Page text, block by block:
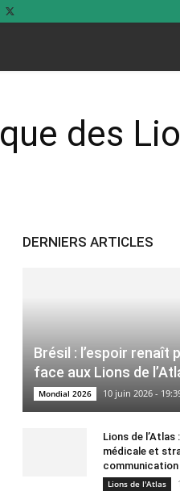
des
DERNIERS ARTICLES
Brésil : l’espoir renaît
face aux Lions de
Mondial 2026 10 juin 2026 -
Lions de
médicale et
communication
Lions de l'Atlas